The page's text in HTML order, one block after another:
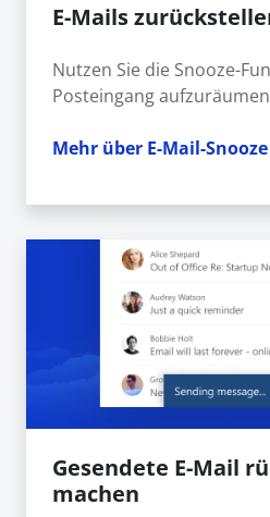
E-Mails
Nutzen Sie die Snooze-
Posteingang aufzuräumen
Mehr über E-Mail-Snooze
Gesendete E-Mail
machen